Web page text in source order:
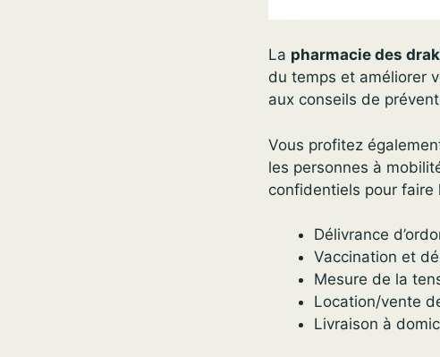
La pharmacie des
du temps et améliorer
aux conseils de
Vous profitez
les personnes à
confidentiels pour
Délivrance
Vaccination et
Mesure de la
Location/vente
Livraison à